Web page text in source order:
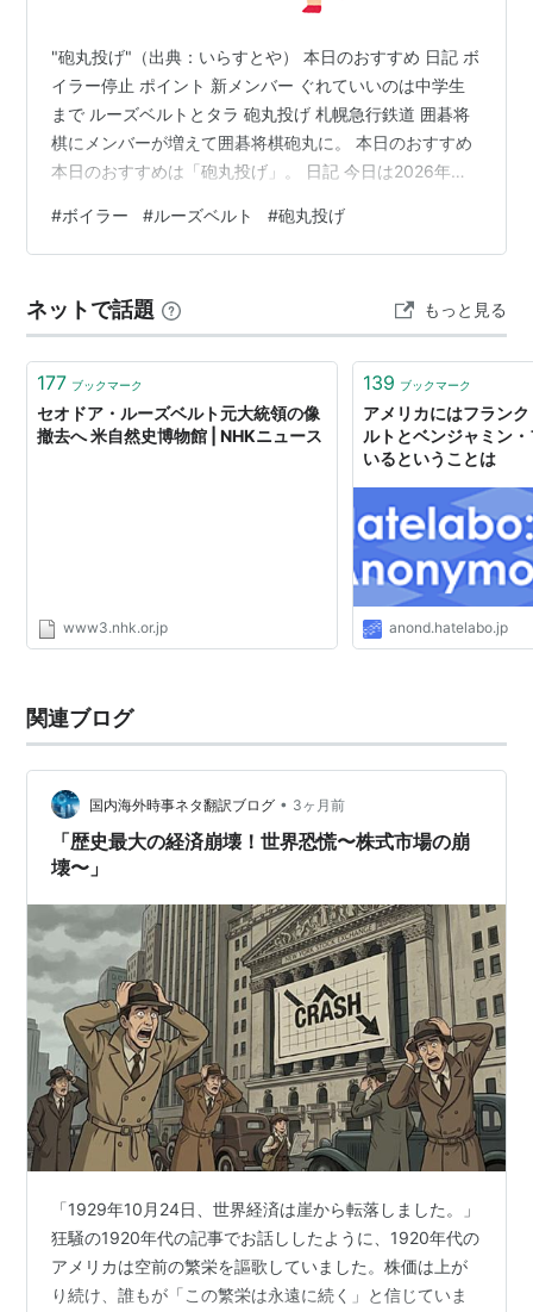
"砲丸投げ"（出典：いらすとや） 本日のおすすめ 日記 ボ
イラー停止 ポイント 新メンバー ぐれていいのは中学生
まで ルーズベルトとタラ 砲丸投げ 札幌急行鉄道 囲碁将
棋にメンバーが増えて囲碁将棋砲丸に。 本日のおすすめ
本日のおすすめは「砲丸投げ」。 日記 今日は2026年の
0x1352769 = 3 * 11 * 47 * 13063 (約数の数: 16 個・素
数の数: 4種） 今朝の手稲山。2026.07.13 今日も自転車
1.000）。 ボイラー停止 朝、出勤…
#ボイラー #ルーズベルト #砲丸投げ
ネットで話題 もっと見る
177 ブックマーク
セオドア・ルーズベルト元大統領の像
撤去へ 米自然史博物館 | NHKニュース
www3.nhk.or.jp
139 ブックマーク
アメリカにはフラン
ルトとベンジャミン
いるということは
anond.hatelabo.jp
関連ブログ
国内海外時事ネタ翻訳ブログ • 3ヶ月前
「歴史最大の経済崩壊！世界恐慌〜株式市場の崩
壊〜」
「1929年10月24日、世界経済は崖から転落しました。」
狂騒の1920年代の記事でお話ししたように、1920年代の
アメリカは空前の繁栄を謳歌していました。株価は上が
り続け、誰もが「この繁栄は永遠に続く」と信じていま